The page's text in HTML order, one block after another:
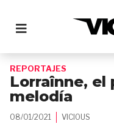
REPORTAJES
Lorraînne, el
melodía
08/01/2021 VICIOUS